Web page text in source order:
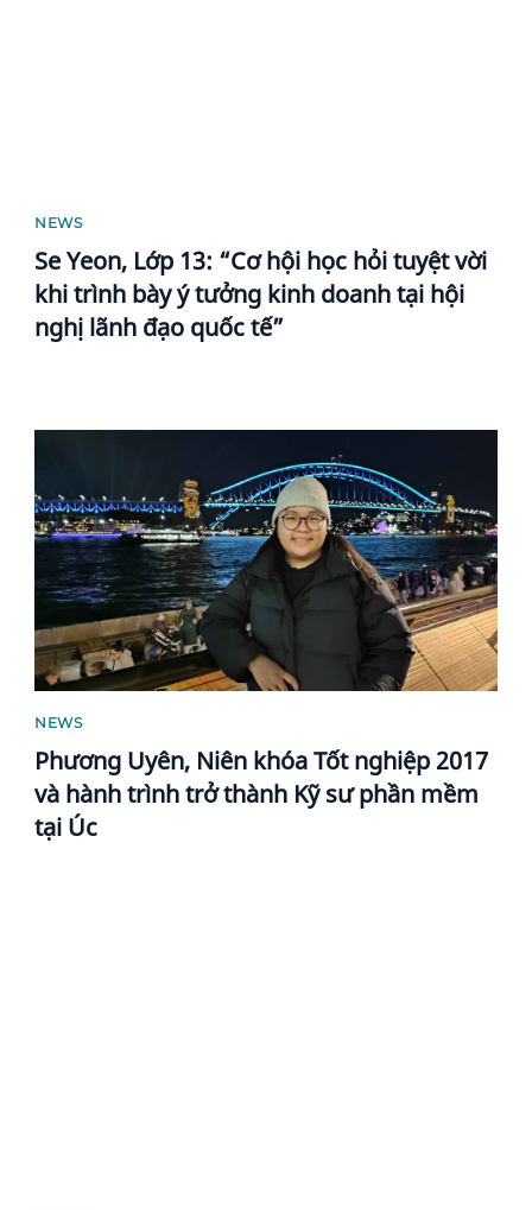
NEWS
Se Yeon, Lớp 13: “Cơ hội học hỏi tuyệt vời
khi trình bày ý tưởng kinh doanh tại hội
nghị lãnh đạo quốc tế”
NEWS
Phương Uyên, Niên khóa Tốt nghiệp 2017
và hành trình trở thành Kỹ sư phần mềm
tại Úc